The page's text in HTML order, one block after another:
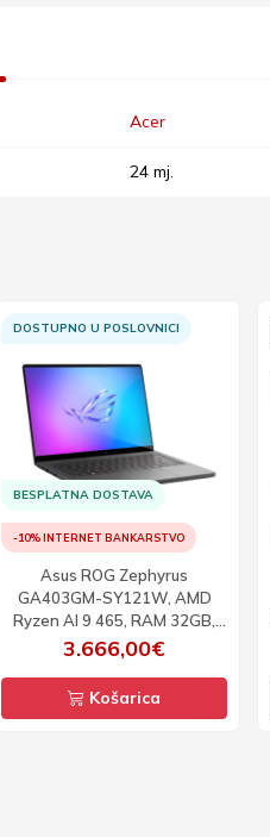
Acer
24 mj.
DOSTUPNO U POSLOVNICI
BESPLATNA DOSTAVA
-10% INTERNET BANKARSTVO
Asus ROG Zephyrus
GA403GM-SY121W, AMD
Ryzen AI 9 465, RAM 32GB,
SSD 1TB, RTX 5060, 14inch,
3.666,00€
Košarica